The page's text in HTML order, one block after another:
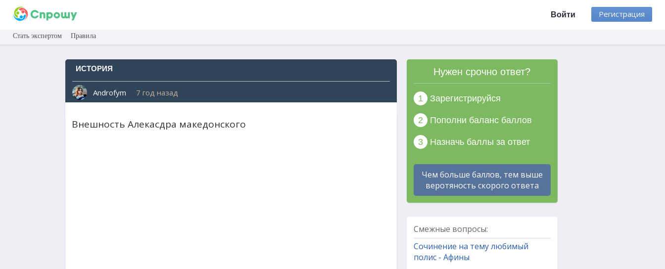
Регистрация
Войти
Стать экспертом Правила
ИСТОРИЯ
Androfym 7 год назад
Внешность Алекасдра македонского
Нужен срочно ответ?
1 Зарегистрируйся
2 Пополни баланс баллов
3 Назначь баллы за ответ
Чем больше баллов, тем выше
веротяность скорого ответа
Смежные вопросы:
Сочинение на тему любимый
полис - Афины